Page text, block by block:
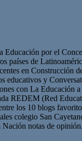
Educación por el
países de
en Construcción
y
con La Educación
REDEM (Red
los 10 blogs
colegio San
notas de